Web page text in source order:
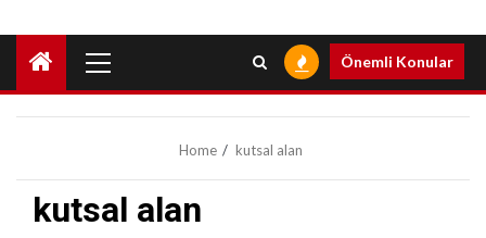
Menu
Önemli Konular
Home kutsal alan
kutsal alan